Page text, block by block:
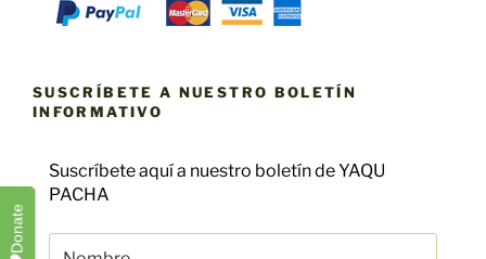
SUSCRÍBETE A NUESTRO BOLETÍN
INFORMATIVO
Suscríbete aquí a nuestro boletín de YAQU
PACHA
Donate